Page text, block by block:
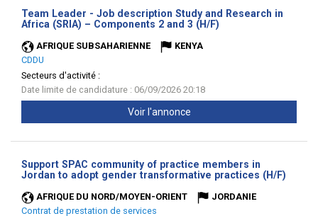
Team Leader - Job description Study and Research in
Africa (SRIA) – Components 2 and 3 (H/F)
AFRIQUE SUBSAHARIENNE
KENYA
CDDU
Secteurs d'activité :
Date limite de candidature : 06/09/2026 20:18
Voir l'annonce
Support SPAC community of practice members in
Jordan to adopt gender transformative practices (H/F)
AFRIQUE DU NORD/MOYEN-ORIENT
JORDANIE
Contrat de prestation de services